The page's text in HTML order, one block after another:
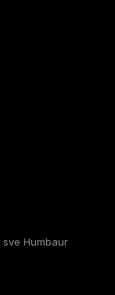
Humbaur